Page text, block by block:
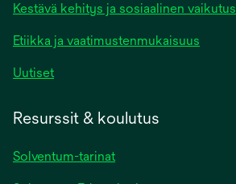
Kestävä kehitys ja sosiaalinen vaikutus
Etiikka ja vaatimustenmukaisuus
Uutiset
Resurssit & koulutus
Solventum-tarinat